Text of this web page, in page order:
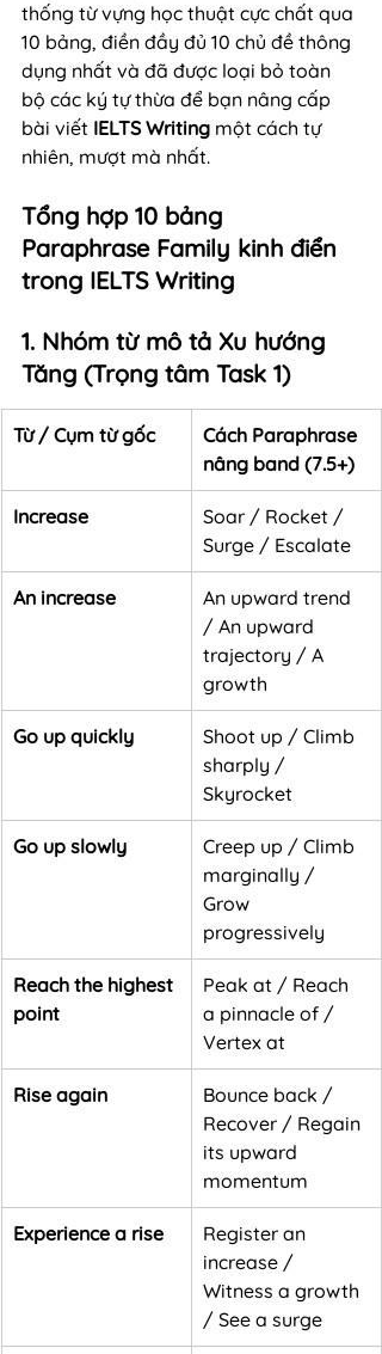
thống từ vựng học thuật cực chất qua
10 bảng, điền đầy đủ 10 chủ đề thông
dụng nhất và đã được loại bỏ toàn
bộ các ký tự thừa để bạn nâng cấp
bài viết IELTS Writing một cách tự
nhiên, mượt mà nhất.
Tổng hợp 10 bảng
Paraphrase Family kinh điển
trong IELTS Writing
1. Nhóm từ mô tả Xu hướng
Tăng (Trọng tâm Task 1)
Từ / Cụm từ gốc
Cách Paraphrase
nâng band (7.5+)
Increase
Soar / Rocket /
Surge / Escalate
An increase
An upward trend
/ An upward
trajectory / A
growth
Go up quickly
Shoot up / Climb
sharply /
Skyrocket
Go up slowly
Creep up / Climb
marginally /
Grow
progressively
Reach the highest
point
Peak at / Reach
a pinnacle of /
Vertex at
Rise again
Bounce back /
Recover / Regain
its upward
momentum
Experience a rise
Register an
increase /
Witness a growth
/ See a surge